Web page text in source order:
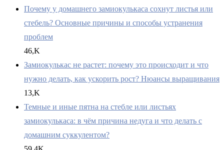
Почему у домашнего замиокулькаса сохнут листья или
стебель? Основные причины и способы устранения
проблем
46,K
Замиокулькас не растет: почему это происходит и что
нужно делать, как ускорить рост? Нюансы выращивания
13,K
Темные и иные пятна на стебле или листьях
замиокулькаса: в чём причина недуга и что делать с
домашним суккулентом?